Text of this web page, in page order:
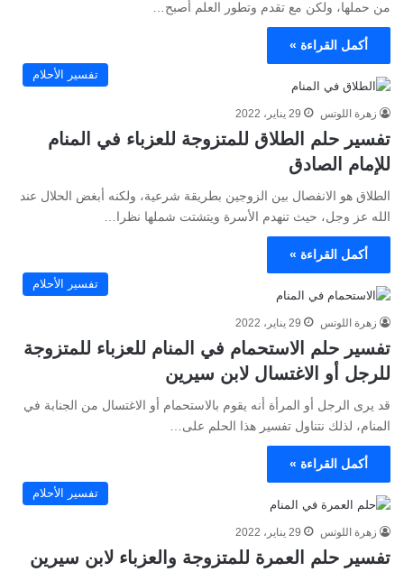
من حملها، ولكن مع تقدم وتطور العلم أصبح…
أكمل القراءة »
تفسير الأحلام
زهرة اللوتس 29 يناير، 2022
تفسير حلم الطلاق للمتزوجة للعزباء في المنام
للإمام الصادق
الطلاق هو الانفصال بين الزوجين بطريقة شرعية، ولكنه أبغض الحلال عند
الله عز وجل، حيث تنهدم الأسرة ويتشتت شملها نظرا…
أكمل القراءة »
تفسير الأحلام
زهرة اللوتس 29 يناير، 2022
تفسير حلم الاستحمام في المنام للعزباء للمتزوجة
للرجل أو الاغتسال لابن سيرين
قد يرى الرجل أو المرأة أنه يقوم بالاستحمام أو الاغتسال من الجنابة في
المنام، لذلك نتناول تفسير هذا الحلم على…
أكمل القراءة »
تفسير الأحلام
زهرة اللوتس 29 يناير، 2022
تفسير حلم العمرة للمتزوجة والعزباء لابن سيرين